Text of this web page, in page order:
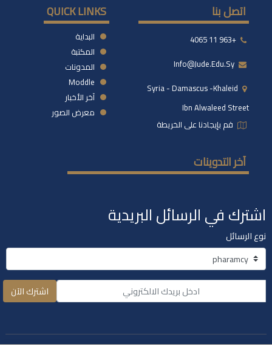
اتصل بنا
+963 11 4065
Syria - Damascus -khaleid
Ibn Alwaleed Street
قم بإيجادنا على الخريطة
QUICK LINKS
البداية
المكتبة
المدونات
Moddle
آخر الأخبار
معرض الصور
آخر التدوينات
اشترك في الرسائل البريدية
نوع الرسائل
اشترك الآن